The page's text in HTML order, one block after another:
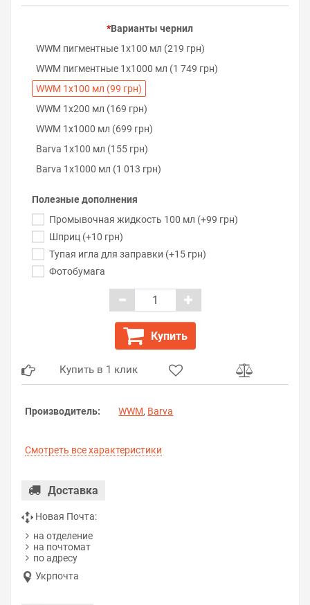
Варианты чернил
WWM пигментные 1х100 мл (219 грн)
WWM пигментные 1х1000 мл (1 749 грн)
WWM 1х100 мл (99 грн)
WWM 1х200 мл (169 грн)
WWM 1х1000 мл (699 грн)
Barva 1х100 мл (155 грн)
Barva 1х1000 мл (1 013 грн)
Полезные дополнения
Промывочная жидкость 100 мл (+99 грн)
Шприц (+10 грн)
Тупая игла для заправки (+15 грн)
Фотобумага
Купить
Купить в 1 клик
Производитель: WWM, Barva
Смотреть все характеристики
Доставка
Новая Почта:
на отделение
на почтомат
по адресу
Укрпочта